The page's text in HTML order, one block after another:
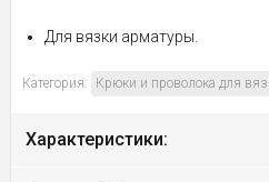
Для вязки арматуры.
Категория: Крюки и проволока для
Характеристики: